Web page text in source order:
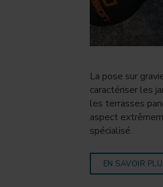
La pose sur
caractériser les
les terrasses
aspect
spécialisé.
EN SAVOIR